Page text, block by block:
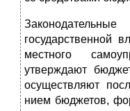
государственной
местного
утверждают
осуществляют
нием бюджетов,